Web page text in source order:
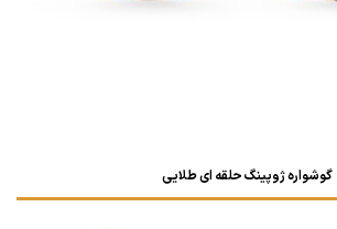
گوشواره ژوپینگ حلقه ای طلایی